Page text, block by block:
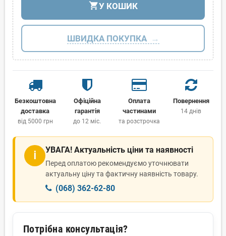
shopping_cartУ КОШИК
ШВИДКА ПОКУПКА
Безкоштовна
доставка
від 5000 грн
Офіційна
гарантія
до 12 міс.
Оплата
частинами
та розстрочка
Повернення
14 днів
ℹ УВАГА! Актуальність ціни та наявності
Перед оплатою рекомендуємо уточнювати
актуальну ціну та фактичну наявність товару.
(068) 362-62-80
Потрібна консультація?